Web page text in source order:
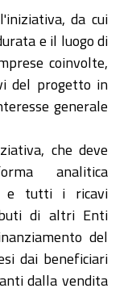
da cui
e il luogo di
coinvolte,
del progetto in
generale
che deve
analitica
e tutti i ricavi
di altri Enti
del
dai beneficiari
dalla vendita